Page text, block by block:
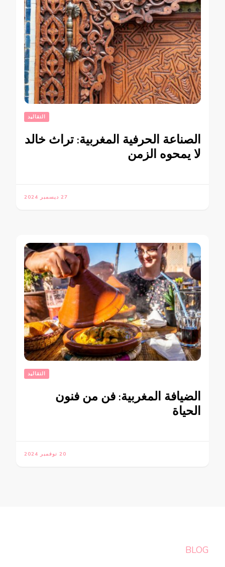
التقاليد
الصناعة الحرفية المغربية: تراث خالد
لا يمحوه الزمن
27 ديسمبر 2024
التقاليد
الضيافة المغربية: فن من فنون
الحياة
20 نوفمبر 2024
BLOG